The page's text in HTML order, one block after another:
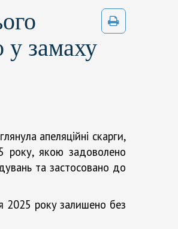
у замаху
апеляційні скарги,
року, якою задоволено
та застосовано до
2025 року залишено без